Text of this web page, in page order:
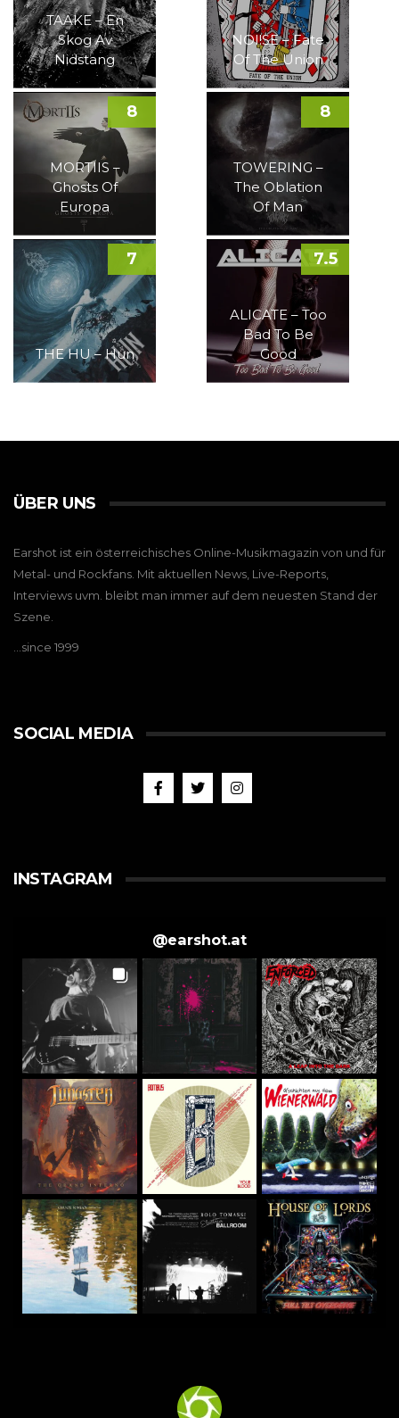
TAAKE – En
Skog Av
Nidstang
NOI!SE – Fate
Of The Union
MORTIIS –
Ghosts Of
Europa
8
TOWERING –
The Oblation
Of Man
8
THE HU – Hun
7
ALICATE – Too
Bad To Be
Good
7.5
ÜBER UNS
Earshot ist ein österreichisches Online-Musikmagazin von und für
Metal- und Rockfans. Mit aktuellen News, Live-Reports,
Interviews uvm. bleibt man immer auf dem neuesten Stand der
Szene.
…since 1999
SOCIAL MEDIA
INSTAGRAM
@earshot.at